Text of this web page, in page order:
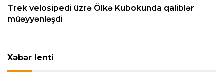
Trek velosipedi üzrə Ölkə Kubokunda qaliblər
müəyyənləşdi
Xəbər lenti